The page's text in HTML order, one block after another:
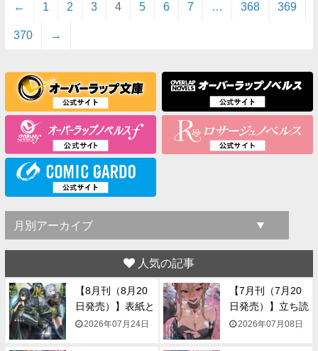
← 1 2 3 4 5 6 7 … 368 369
370 →
人気の記事
【8月刊（8月20
日発売）】表紙と
一...2026年07月24日
【7月刊（7月20
日発売）】立ち読
み...2026年07月08日